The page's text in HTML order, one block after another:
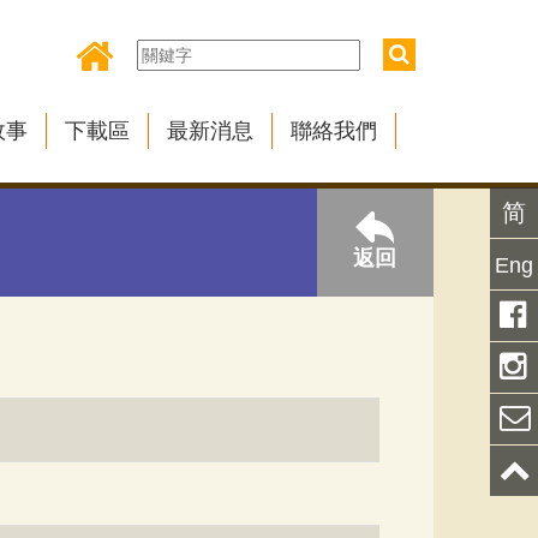
事 下載區 最新消息 聯絡我們
返回
简
Eng